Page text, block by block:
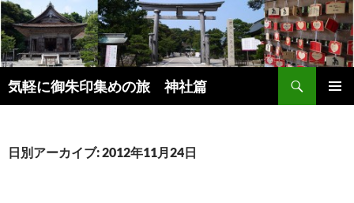
コ
ン
テ
ン
ツ
へ
ッ
気軽に御朱印集めの旅 神社篇
索
日別アーカイブ: 2012年11月24日